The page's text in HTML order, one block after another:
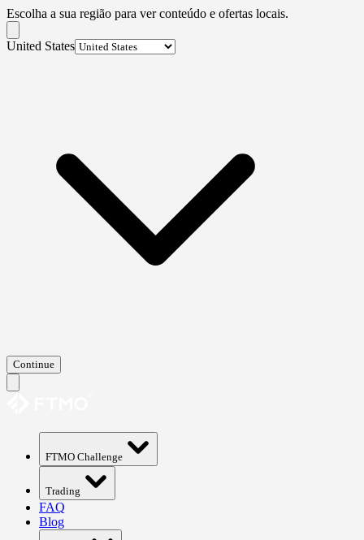
Escolha a sua região para ver conteúdo e ofertas locais.
United States
Continue
FTMO Challenge
Trading
FAQ
Blog